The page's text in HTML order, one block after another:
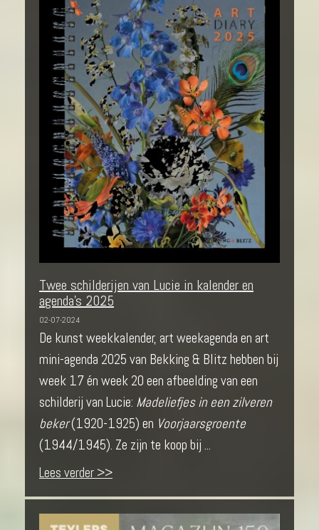
Twee schilderijen van Lucie in kalender en
agenda's 2025
02-07-2024
De kunst weekkalender, art weekagenda en art
mini-agenda 2025 van Bekking & Blitz hebben bij
week 17 én week 20 een afbeelding van een
schilderij van Lucie: Madeliefjes in een zilveren
beker(1920-1925) en Voorjaarsgroente
(1944/1945). Ze zijn te koop bij ...
Lees verder >>